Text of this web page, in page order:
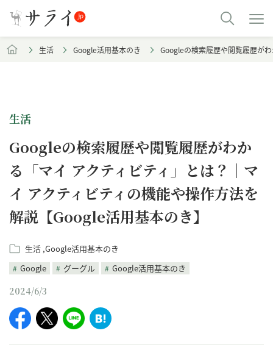
生活 Google活用基本のき Googleの検索履歴や閲覧履歴が
生活
Googleの検索履歴や閲覧履歴がわか
る「マイ アクティビティ」とは？｜マ
イ アクティビティの機能や操作方法を
解説【Google活用基本のき】
生活 Google活用基本のき
Google
グーグル Google活用基本のき
2024/6/3